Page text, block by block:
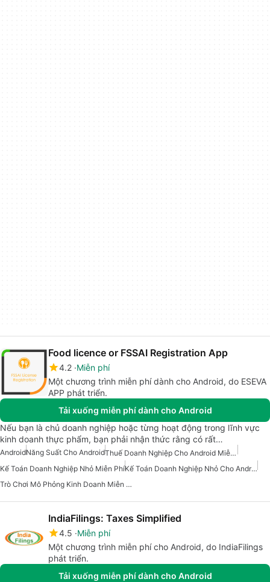
Food licence or FSSAI Registration App
4.2 Miễn phí
Một chương trình miễn phí dành cho Android, do ESEVA
APP phát triển.
Tải xuống miễn phí dành cho Android
Nếu bạn là chủ doanh nghiệp hoặc từng hoạt động trong lĩnh vực
kinh doanh thực phẩm, bạn phải nhận thức rằng có rất…
AndroidNăng Suất Cho Android
Thuế Doanh Nghiệp Cho Android Miễn Phí
Kế Toán Doanh Nghiệp Nhỏ Miễn Phí
Kế Toán Doanh Nghiệp Nhỏ Cho Android
Trò Chơi Mô Phỏng Kinh Doanh Miễn Phí Cho Android
IndiaFilings: Taxes Simplified
4.5 Miễn phí
Một chương trình miễn phí cho Android, do IndiaFilings
phát triển.
Tải xuống miễn phí dành cho Android